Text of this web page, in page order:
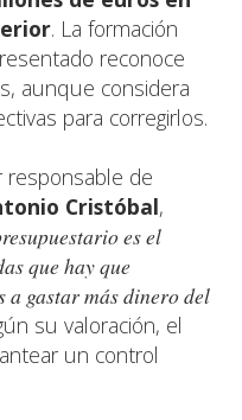
. La formación
reconoce
aunque considera
para corregirlos.
responsable de
Cristóbal,
es el
que hay que
a gastar más dinero del
su valoración, el
un control